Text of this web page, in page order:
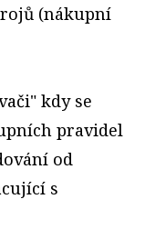
(nákupní
kdy se
pravidel
od
s